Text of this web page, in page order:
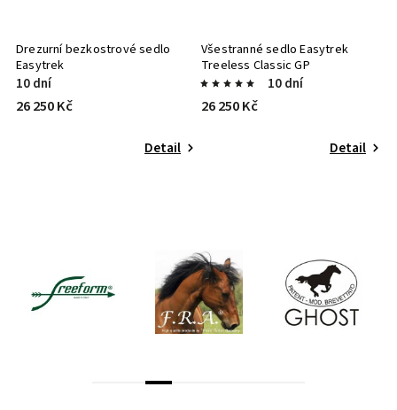
Drezurní bezkostrové sedlo
Easytrek
10 dní
26 250 Kč
Detail
Všestranné sedlo Easytrek
Treeless Classic GP
10 dní
26 250 Kč
Detail